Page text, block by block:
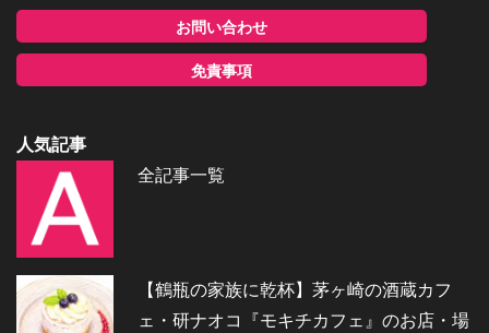
お問い合わせ
免責事項
人気記事
全記事一覧
【鶴瓶の家族に乾杯】茅ヶ崎の酒蔵カフ
ェ・研ナオコ『モキチカフェ』のお店・場